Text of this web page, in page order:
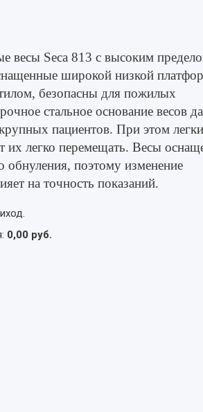
весы Seca 813 с высоким
широкой низкой
безопасны для пожилых
стальное основание весов
пациентов. При этом
их легко перемещать. Весы
обнуления, поэтому изменение
на точность показаний.
0,00 руб.